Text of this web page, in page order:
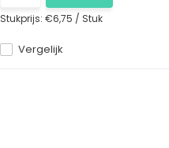
Vergelijk
Stukprijs: €6,75 / Stuk